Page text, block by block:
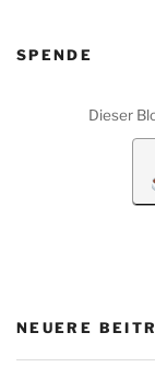
SPENDE
Dieser
NEUERE